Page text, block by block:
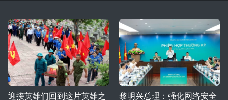
迎接英雄们回到这片英雄之
黎明兴总理：强化网络安全